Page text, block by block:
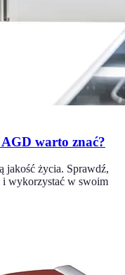
AGD warto znać?
życia. Sprawdź,
i wykorzystać w swoim